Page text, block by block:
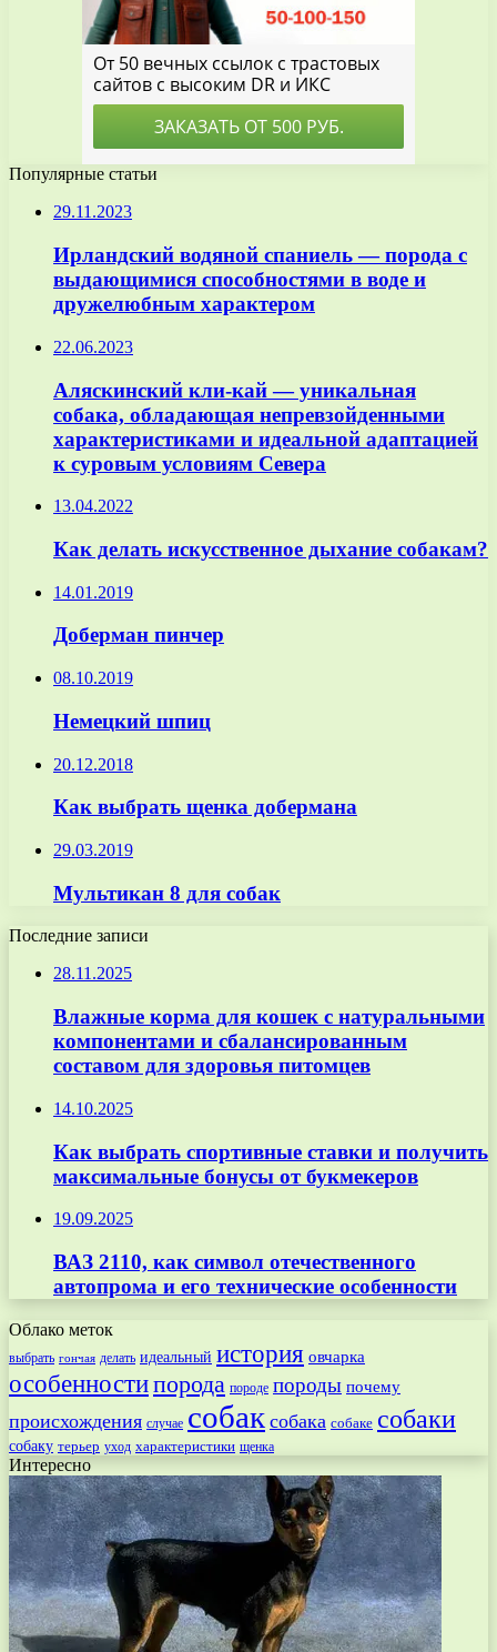
Популярные статьи
29.11.2023
Ирландский водяной спаниель — порода с
выдающимися способностями в воде и
дружелюбным характером
22.06.2023
Аляскинский кли-кай — уникальная
собака, обладающая непревзойденными
характеристиками и идеальной адаптацией
к суровым условиям Севера
13.04.2022
Как делать искусственное дыхание собакам?
14.01.2019
Доберман пинчер
08.10.2019
Немецкий шпиц
20.12.2018
Как выбрать щенка добермана
29.03.2019
Мультикан 8 для собак
Последние записи
28.11.2025
Влажные корма для кошек с натуральными
компонентами и сбалансированным
составом для здоровья питомцев
14.10.2025
Как выбрать спортивные ставки и получить
максимальные бонусы от букмекеров
19.09.2025
ВАЗ 2110, как символ отечественного
автопрома и его технические особенности
Облако меток
выбрать гончая делать идеальный история овчарка
особенностипорода породе породы почему
происхождения случае собак собака собаке собаки
собаку терьер уход характеристики щенка
Интересно